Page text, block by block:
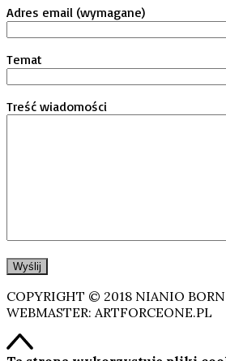
Adres email (wymagane)
Temat
Treść wiadomości
COPYRIGHT © 2018 NIANIO
WEBMASTER: ARTFORCEONE.PL